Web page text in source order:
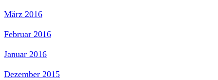
März 2016
Februar 2016
Januar 2016
Dezember 2015